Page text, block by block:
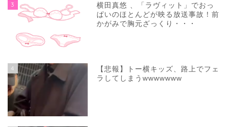
3
横田真悠 、「ラヴィット」でおっ
ぱいのほとんどが映る放送事故！前
かがみで胸元ざっくり・・・
4
【悲報】トー横キッズ、路上でフェ
ラしてしまうwwwwwww